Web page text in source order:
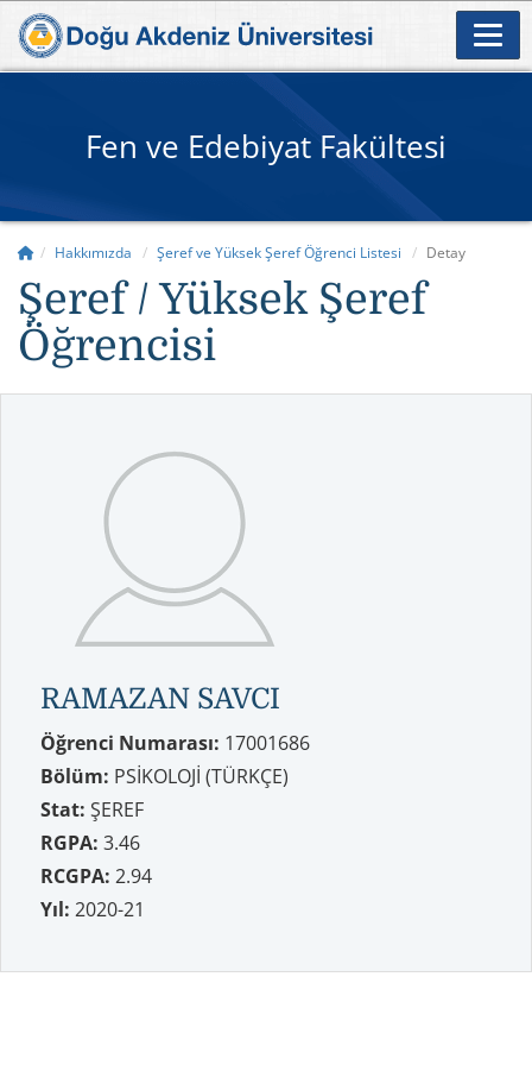
Fen ve Edebiyat Fakültesi
Hakkımızda Şeref ve Yüksek Şeref Öğrenci Listesi Detay
Şeref / Yüksek Şeref
Öğrencisi
RAMAZAN SAVCI
Öğrenci Numarası: 17001686
Bölüm: PSİKOLOJİ (TÜRKÇE)
Stat: ŞEREF
RGPA: 3.46
RCGPA: 2.94
Yıl: 2020-21